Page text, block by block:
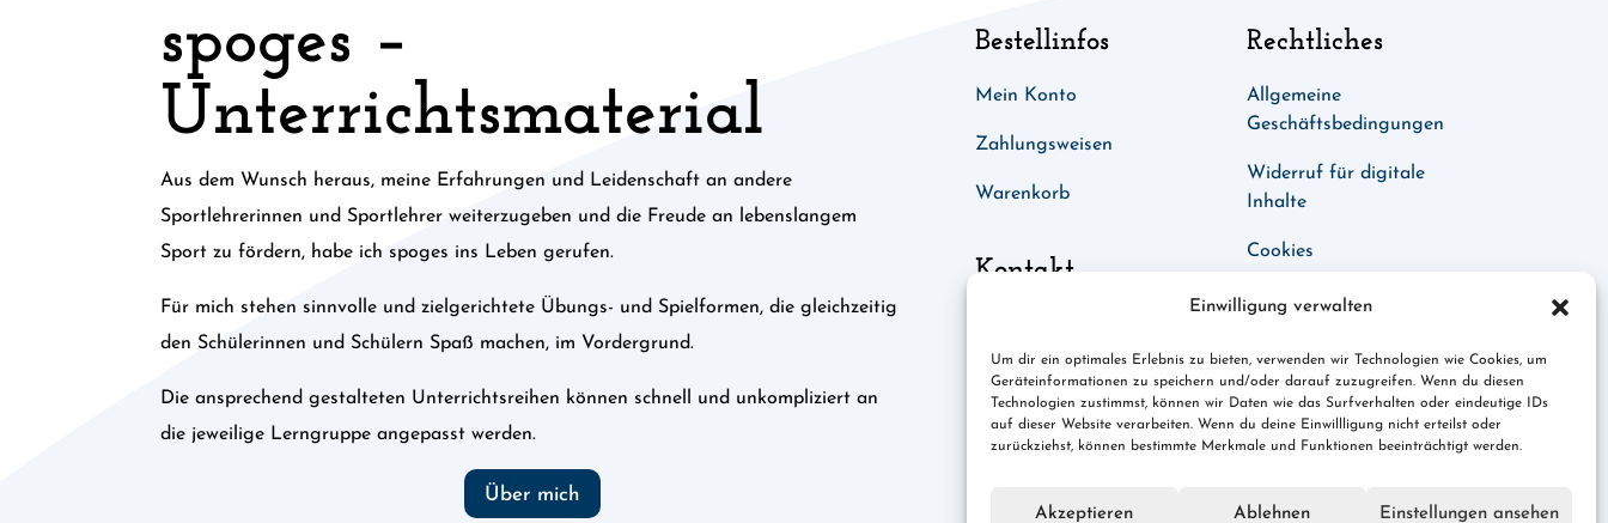
Einwilligung verwalten
Um dir ein optimales Erlebnis zu bieten, verwenden wir Technologien wie Cookies, um
Geräteinformationen zu speichern und/oder darauf zuzugreifen. Wenn du diesen
Technologien zustimmst, können wir Daten wie das Surfverhalten oder eindeutige IDs
auf dieser Website verarbeiten. Wenn du deine Einwillligung nicht erteilst oder
zurückziehst, können bestimmte Merkmale und Funktionen beeinträchtigt werden.
Akzeptieren Ablehnen Einstellungen ansehen
spoges –
Unterrichtsmaterial
Aus dem Wunsch heraus, meine Erfahrungen und Leidenschaft an andere
Sportlehrerinnen und Sportlehrer weiterzugeben und die Freude an lebenslangem
Sport zu fördern, habe ich spoges ins Leben gerufen.
Für mich stehen sinnvolle und zielgerichtete Übungs- und Spielformen, die gleichzeitig
den Schülerinnen und Schülern Spaß machen, im Vordergrund.
Die ansprechend gestalteten Unterrichtsreihen können schnell und unkompliziert an
die jeweilige Lerngruppe angepasst werden.
Über mich
Bestellinfos
Mein Konto
Zahlungsweisen
Warenkorb
Kontakt
Rechtliches
Allgemeine
Geschäftsbedingungen
Widerruf für digitale
Inhalte
Cookies
Datenschutz
Impressum